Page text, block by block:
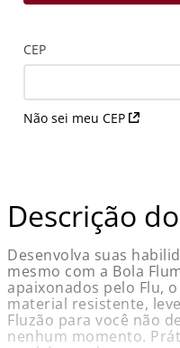
CEP
Não sei meu CEP
Descrição
Desenvolva suas
mesmo com a Bola
apaixonados pelo Flu,
material resistente,
Fluzão para você não
nenhum momento.